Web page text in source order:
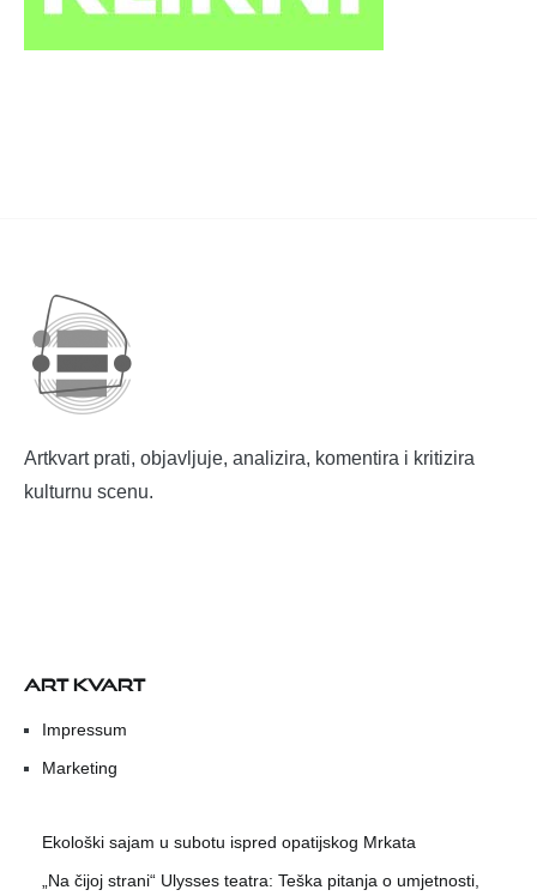
Artkvart prati, objavljuje, analizira, komentira i kritizira
kulturnu scenu.
ART KVART
Impressum
Marketing
Ekološki sajam u subotu ispred opatijskog Mrkata
„Na čijoj strani“ Ulysses teatra: Teška pitanja o umjetnosti,